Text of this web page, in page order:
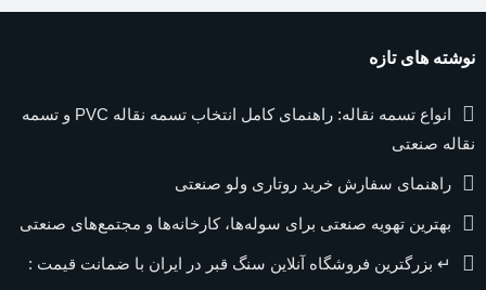
نوشته های تازه
انواع تسمه نقاله: راهنمای کامل انتخاب تسمه نقاله PVC و تسمه
نقاله صنعتی
راهنمای سفارش خرید روتاری ولو صنعتی
بهترین تهویه صنعتی برای سوله‌ها، کارخانه‌ها و مجتمع‌های صنعتی
↵ بزرگترین فروشگاه آنلاین سنگ قبر در ایران با ضمانت قیمت :